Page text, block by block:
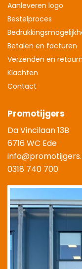
Aanleveren logo
Bestelproces
Betalen en facturen
Verzenden en
Klachten
Contact
Promotijgers
Da Vincilaan 13B
6716 WC Ede
0318 740 700